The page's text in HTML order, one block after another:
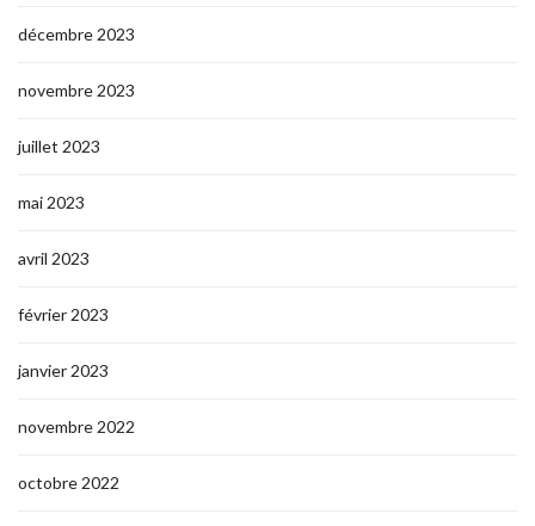
décembre 2023
novembre 2023
juillet 2023
mai 2023
avril 2023
février 2023
janvier 2023
novembre 2022
octobre 2022